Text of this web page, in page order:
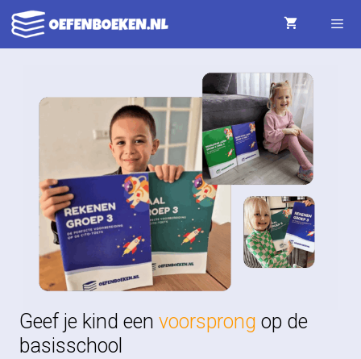
Ga
naar
inhoud
Geef je kind een voorsprong op de
basisschool